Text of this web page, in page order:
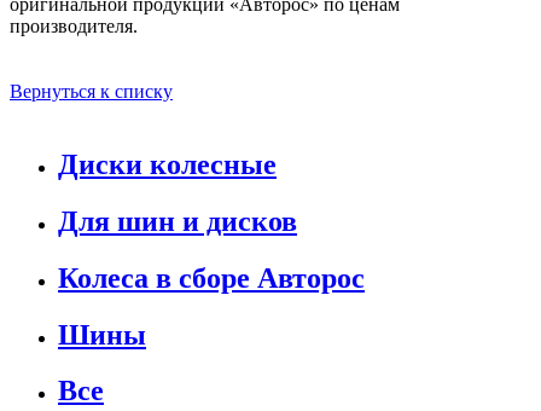
производителя.
Вернуться к списку
Диски колесные
Для шин и дисков
Колеса в сборе Авторос
Шины
Все